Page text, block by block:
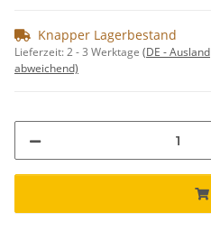
Knapper Lagerbestand
Lieferzeit:2 - 3 Werktage (DE - Ausland
abweichend)